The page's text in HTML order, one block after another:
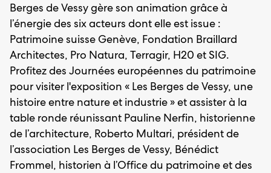
Berges de Vessy gère son animation grâce à
l’énergie des six acteurs dont elle est issue :
Patrimoine suisse Genève, Fondation Braillard
Architectes, Pro Natura, Terragir, H20 et SIG.
Profitez des Journées européennes du patrimoine
pour visiter l'exposition « Les Berges de Vessy, une
histoire entre nature et industrie » et assister à la
table ronde réunissant Pauline Nerfin, historienne
de l’architecture, Roberto Multari, président de
l’association Les Berges de Vessy, Bénédict
Frommel, historien à l’Office du patrimoine et des